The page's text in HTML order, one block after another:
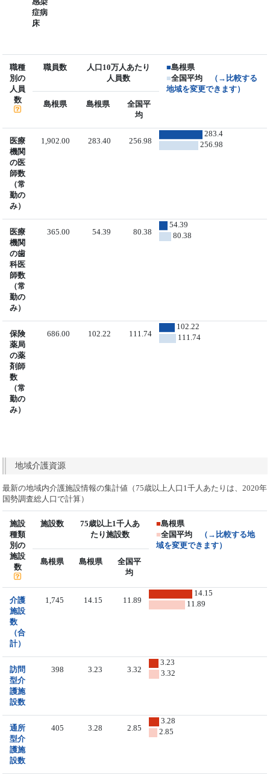
症病
床
職種
別の
人員
数
職員数
人口10万人あたり
人員数
■島根県
■全国平均
（→比較する
地域を変更できます）
島根県
島根県
全国平
均
医療
機関
の医
師数
（常
勤の
み）
1,902.00 283.40 256.98
283.4
256.98
医療
機関
の歯
科医
師数
（常
勤の
み）
365.00 54.39 80.38
54.39
80.38
保険
薬局
の薬
剤師
数
（常
勤の
み）
686.00 102.22 111.74
102.22
111.74
地域介護資源
最新の地域内介護施設情報の集計値（75歳以上人口1千人あたりは、2020年
国勢調査総人口で計算）
施設
種類
別の
施設
数
施設数
75歳以上1千人あ
たり施設数
■島根県
■全国平均
（→比較する地
域を変更できます）
島根県
島根県
全国平
均
介護
施設
数
（合
計）
1,745 14.15 11.89
14.15
11.89
訪問
型介
護施
設数
398 3.23 3.32
3.23
3.32
通所
型介
護施
設数
405 3.28 2.85
3.28
2.85